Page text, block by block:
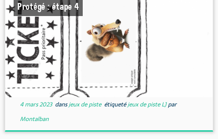
Protégé : étape 4
4 mars 2023dansjeux de piste étiquetéjeux de piste LJpar
Montalban